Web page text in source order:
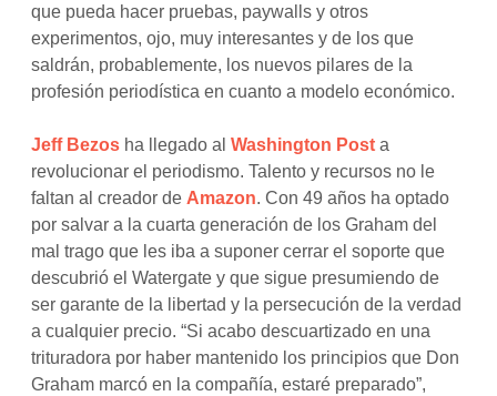
que pueda hacer pruebas, paywalls y otros
experimentos, ojo, muy interesantes y de los que
saldrán, probablemente, los nuevos pilares de la
profesión periodística en cuanto a modelo económico.
Jeff Bezos ha llegado alWashington Post a
revolucionar el periodismo. Talento y recursos no le
faltan al creador de Amazon. Con 49 años ha optado
por salvar a la cuarta generación de los Graham del
mal trago que les iba a suponer cerrar el soporte que
descubrió el Watergate y que sigue presumiendo de
ser garante de la libertad y la persecución de la verdad
a cualquier precio. “Si acabo descuartizado en una
trituradora por haber mantenido los principios que Don
Graham marcó en la compañía, estaré preparado”,